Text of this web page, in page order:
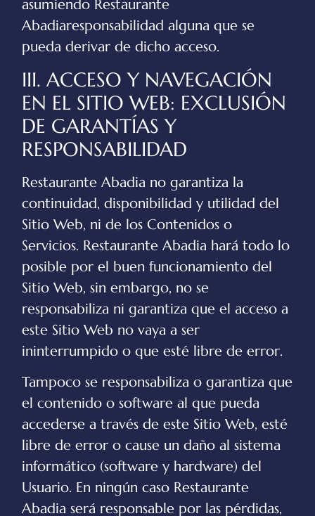
asumiendo Restaurante
Abadiaresponsabilidad alguna que se
pueda derivar de dicho acceso.
III. ACCESO Y NAVEGACIÓN
EN EL SITIO WEB: EXCLUSIÓN
DE GARANTÍAS Y
RESPONSABILIDAD
Restaurante Abadia no garantiza la
continuidad, disponibilidad y utilidad del
Sitio Web, ni de los Contenidos o
Servicios. Restaurante Abadia hará todo lo
posible por el buen funcionamiento del
Sitio Web, sin embargo, no se
responsabiliza ni garantiza que el acceso a
este Sitio Web no vaya a ser
ininterrumpido o que esté libre de error.
Tampoco se responsabiliza o garantiza que
el contenido o software al que pueda
accederse a través de este Sitio Web, esté
libre de error o cause un daño al sistema
informático (software y hardware) del
Usuario. En ningún caso Restaurante
Abadia será responsable por las pérdidas,